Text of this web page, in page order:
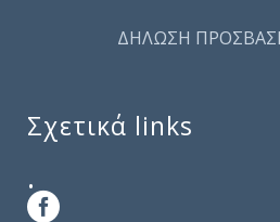
ΔΗΛΩΣΗ
Σχετικά links
.